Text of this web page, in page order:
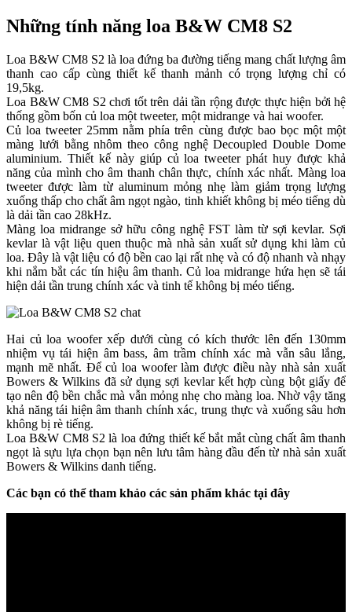
Những tính năng loa B&W CM8 S2
Loa B&W CM8 S2 là loa đứng ba đường tiếng mang chất lượng âm
thanh cao cấp cùng thiết kế thanh mảnh có trọng lượng chỉ có
19,5kg.
Loa B&W CM8 S2 chơi tốt trên dải tần rộng được thực hiện bởi hệ
thống gồm bốn củ loa một tweeter, một midrange và hai woofer.
Củ loa tweeter 25mm nằm phía trên cùng được bao bọc một một
màng lưới bằng nhôm theo công nghệ Decoupled Double Dome
aluminium. Thiết kế này giúp củ loa tweeter phát huy được khả
năng của mình cho âm thanh chân thực, chính xác nhất. Màng loa
tweeter được làm từ aluminum mỏng nhẹ làm giảm trọng lượng
xuống thấp cho chất âm ngọt ngào, tinh khiết không bị méo tiếng dù
là dải tần cao 28kHz.
Màng loa midrange sở hữu công nghệ FST làm từ sợi kevlar. Sợi
kevlar là vật liệu quen thuộc mà nhà sản xuất sử dụng khi làm củ
loa. Đây là vật liệu có độ bền cao lại rất nhẹ và có độ nhanh và nhạy
khi nắm bắt các tín hiệu âm thanh. Củ loa midrange hứa hẹn sẽ tái
hiện dải tần trung chính xác và tinh tế không bị méo tiếng.
Hai củ loa woofer xếp dưới cùng có kích thước lên đến 130mm
nhiệm vụ tái hiện âm bass, âm trầm chính xác mà vẫn sâu lắng,
mạnh mẽ nhất. Để củ loa woofer làm được điều này nhà sản xuất
Bowers & Wilkins đã sử dụng sợi kevlar kết hợp cùng bột giấy để
tạo nên độ bền chắc mà vẫn mỏng nhẹ cho màng loa. Nhờ vậy tăng
khả năng tái hiện âm thanh chính xác, trung thực và xuống sâu hơn
không bị rè tiếng.
Loa B&W CM8 S2 là loa đứng thiết kế bắt mắt cùng chất âm thanh
ngọt là sựu lựa chọn bạn nên lưu tâm hàng đầu đến từ nhà sản xuất
Bowers & Wilkins danh tiếng.
Các bạn có thể tham khảo các sản phẩm khác tại đây